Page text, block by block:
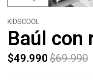
KIDSCOOL
Baúl con
$49.990 $69.990